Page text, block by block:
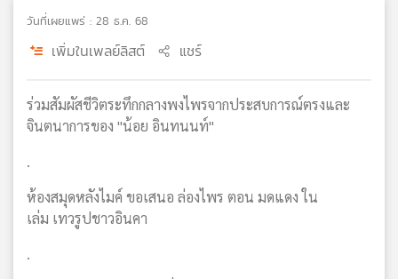
วิทยุ
เครือ
ข่าย
วันที่เผยแพร่ : 28 ธ.ค. 68
เพิ่มในเพลย์ลิสต์ แชร์
ร่วมสัมผัสชีวิตระทึกกลางพงไพรจากประสบการณ์ตรงและ
จินตนาการของ "น้อย อินทนนท์"
.
ห้องสมุดหลังไมค์ ขอเสนอ ล่องไพร ตอน มดแดง ใน
เล่ม เทวรูปชาวอินคา
.